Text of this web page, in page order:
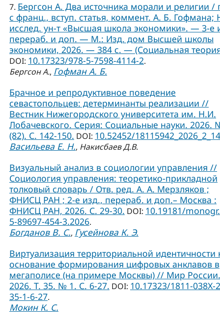
7. Бергсон А. Два источника морали и религии /
с франц., вступ. статья, коммент. А. Б. Гофмана;
исслед. ун-т «Высшая школа экономики». — 3-е
перераб. и доп. — М.: Изд. дом Высшей школы
экономики, 2026. — 384 с. — (Социальная
DOI: 10.17323/978-5-7598-4114-2.
Бергсон А., Гофман А. Б.
Брачное и репродуктивное поведение
севастопольцев: детерминанты реализации //
Вестник Нижегородского университета им. Н.И.
Лобачевского. Серия: Социальные науки. 2026.
(82). С. 142-150. DOI: 10.52452/
Васильева Е. Н., Накисбаев Д.В.
Визуальный анализ в социологии управления //
Социология управления: теоретико-прикладной
толковый словарь / Отв. ред. А. А. Мерзляков ;
ФНИСЦ РАН ; 2-е изд., перераб. и доп.– Москва :
ФНИСЦ РАН, 2026. С. 29-30. DOI: 10.19181/
5-89697-454-3.2026.
Богданов В. С., Гусейнова К. Э.
Виртуализация территориальной идентичности
основание формирования цифровых анклавов в
мегаполисе (на примере Москвы) // Мир России.
2026. Т. 35. № 1. С. 6-27. DOI: 10.17323/1811-038Х-
35-1-6-27.
Мокин К. С.